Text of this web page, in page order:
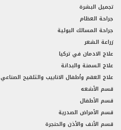
تجميل البشرة
جراحة العظام
جراحة المسالك البولية
زراعة الشعر
علاج الادمان في تركيا
علاج السمنة والبدانة
علاج العقم وأطفال الانابيب والتلقيح الصناعي
قسم الأشعه
قسم الأطفال
قسم الأمراض الصدرية
قسم الأنف والأذن والحنجرة